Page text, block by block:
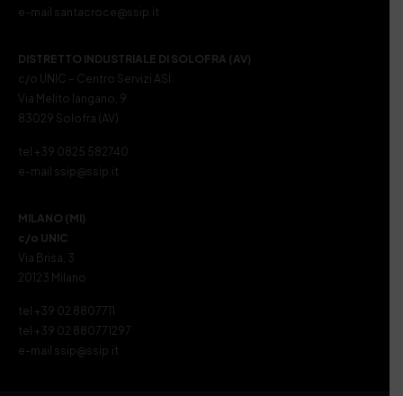
e-mail santacroce@ssip.it
DISTRETTO INDUSTRIALE DI SOLOFRA (AV)
c/o UNIC – Centro Servizi ASI
Via Melito Iangano, 9
83029 Solofra (AV)
tel +39 0825 582740
e-mail ssip@ssip.it
MILANO (MI)
c/o UNIC
Via Brisa, 3
20123 Milano
tel +39 02 8807711
tel +39 02 880771297
e-mail ssip@ssip.it